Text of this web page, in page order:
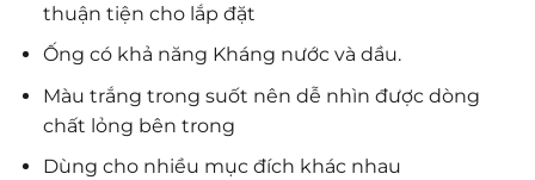
thuận tiện cho lắp đặt
Ống có khả năng Kháng nước và dầu.
Màu trắng trong suốt nên dễ nhìn được dòng
chất lỏng bên trong
Dùng cho nhiều mục đích khác nhau